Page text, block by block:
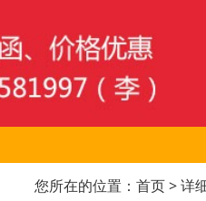
您所在的位置： 首页> 详